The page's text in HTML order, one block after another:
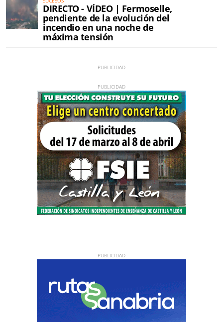
DIRECTO - VÍDEO | Fermoselle,
pendiente de la evolución del
incendio en una noche de
máxima tensión